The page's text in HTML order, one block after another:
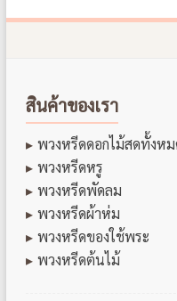
สินค้าของเรา
พวงหรีดดอกไม้สดทั้งห
พวงหรีดหรู
พวงหรีดพัดลม
พวงหรีดผ้าห่ม
พวงหรีดของใช้พระ
พวงหรีดต้นไม้